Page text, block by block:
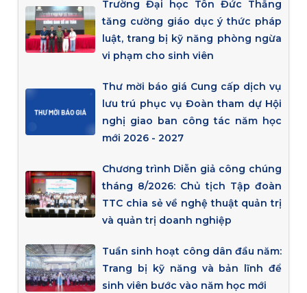
Trường Đại học Tôn Đức Thắng
tăng cường giáo dục ý thức pháp
luật, trang bị kỹ năng phòng ngừa
vi phạm cho sinh viên
Thư mời báo giá Cung cấp dịch vụ
lưu trú phục vụ Đoàn tham dự Hội
nghị giao ban công tác năm học
mới 2026 - 2027
Chương trình Diễn giả công chúng
tháng 8/2026: Chủ tịch Tập đoàn
TTC chia sẻ về nghệ thuật quản trị
và quản trị doanh nghiệp
Tuần sinh hoạt công dân đầu năm:
Trang bị kỹ năng và bản lĩnh để
sinh viên bước vào năm học mới